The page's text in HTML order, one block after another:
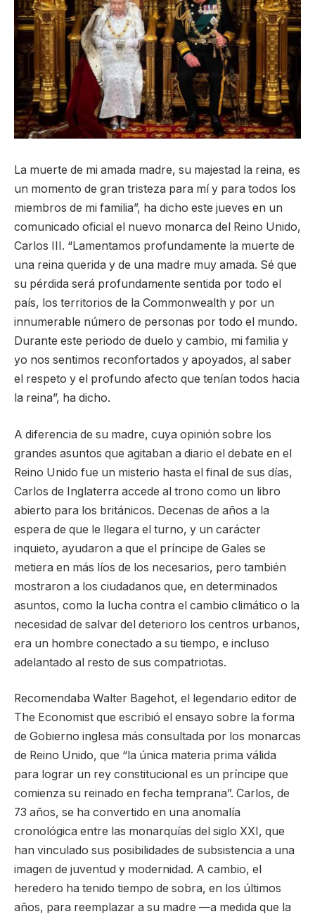
La muerte de mi amada madre, su majestad la reina, es
un momento de gran tristeza para mí y para todos los
miembros de mi familia”, ha dicho este jueves en un
comunicado oficial el nuevo monarca del Reino Unido,
Carlos III. “Lamentamos profundamente la muerte de
una reina querida y de una madre muy amada. Sé que
su pérdida será profundamente sentida por todo el
país, los territorios de la Commonwealth y por un
innumerable número de personas por todo el mundo.
Durante este periodo de duelo y cambio, mi familia y
yo nos sentimos reconfortados y apoyados, al saber
el respeto y el profundo afecto que tenían todos hacia
la reina”, ha dicho.
A diferencia de su madre, cuya opinión sobre los
grandes asuntos que agitaban a diario el debate en el
Reino Unido fue un misterio hasta el final de sus días,
Carlos de Inglaterra accede al trono como un libro
abierto para los británicos. Decenas de años a la
espera de que le llegara el turno, y un carácter
inquieto, ayudaron a que el príncipe de Gales se
metiera en más líos de los necesarios, pero también
mostraron a los ciudadanos que, en determinados
asuntos, como la lucha contra el cambio climático o la
necesidad de salvar del deterioro los centros urbanos,
era un hombre conectado a su tiempo, e incluso
adelantado al resto de sus compatriotas.
Recomendaba Walter Bagehot, el legendario editor de
The Economist que escribió el ensayo sobre la forma
de Gobierno inglesa más consultada por los monarcas
de Reino Unido, que “la única materia prima válida
para lograr un rey constitucional es un príncipe que
comienza su reinado en fecha temprana”. Carlos, de
73 años, se ha convertido en una anomalía
cronológica entre las monarquías del siglo XXI, que
han vinculado sus posibilidades de subsistencia a una
imagen de juventud y modernidad. A cambio, el
heredero ha tenido tiempo de sobra, en los últimos
años, para reemplazar a su madre —a medida que la